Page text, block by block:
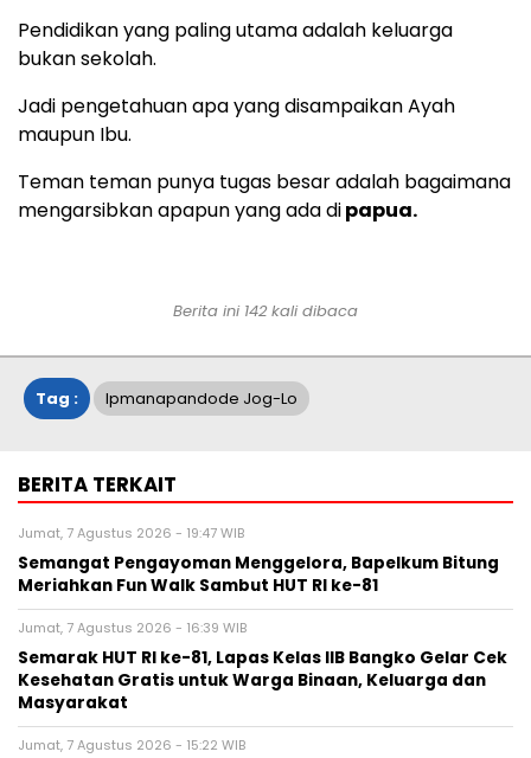
Pendidikan yang paling utama adalah keluarga
bukan sekolah.
Jadi pengetahuan apa yang disampaikan Ayah
maupun Ibu.
Teman teman punya tugas besar adalah bagaimana
mengarsibkan apapun yang ada dipapua.
Berita ini 142 kali dibaca
Tag : Ipmanapandode Jog-Lo
BERITA TERKAIT
Jumat, 7 Agustus 2026 - 19:47 WIB
Semangat Pengayoman Menggelora, Bapelkum Bitung
Meriahkan Fun Walk Sambut HUT RI ke-81
Jumat, 7 Agustus 2026 - 16:39 WIB
Semarak HUT RI ke-81, Lapas Kelas IIB Bangko Gelar Cek
Kesehatan Gratis untuk Warga Binaan, Keluarga dan
Masyarakat
Jumat, 7 Agustus 2026 - 15:22 WIB